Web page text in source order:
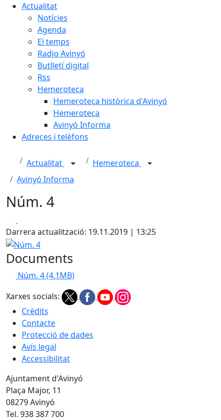
Actualitat
Notícies
Agenda
El temps
Radio Avinyó
Butlletí digital
Rss
Hemeroteca
Hemeroteca històrica d'Avinyó
Hemeroteca
Avinyó Informa
Adreces i telèfons
Actualitat
Hemeroteca
Avinyó Informa
Núm. 4
Darrera actualització: 19.11.2019 | 13:25
Núm. 4
Documents
Núm. 4(4.1MB)
Xarxes socials:
Crèdits
Contacte
Protecció de dades
Avís legal
Accessibilitat
Ajuntament d'Avinyó
Plaça Major, 11
08279 Avinyó
Tel. 938 387 700